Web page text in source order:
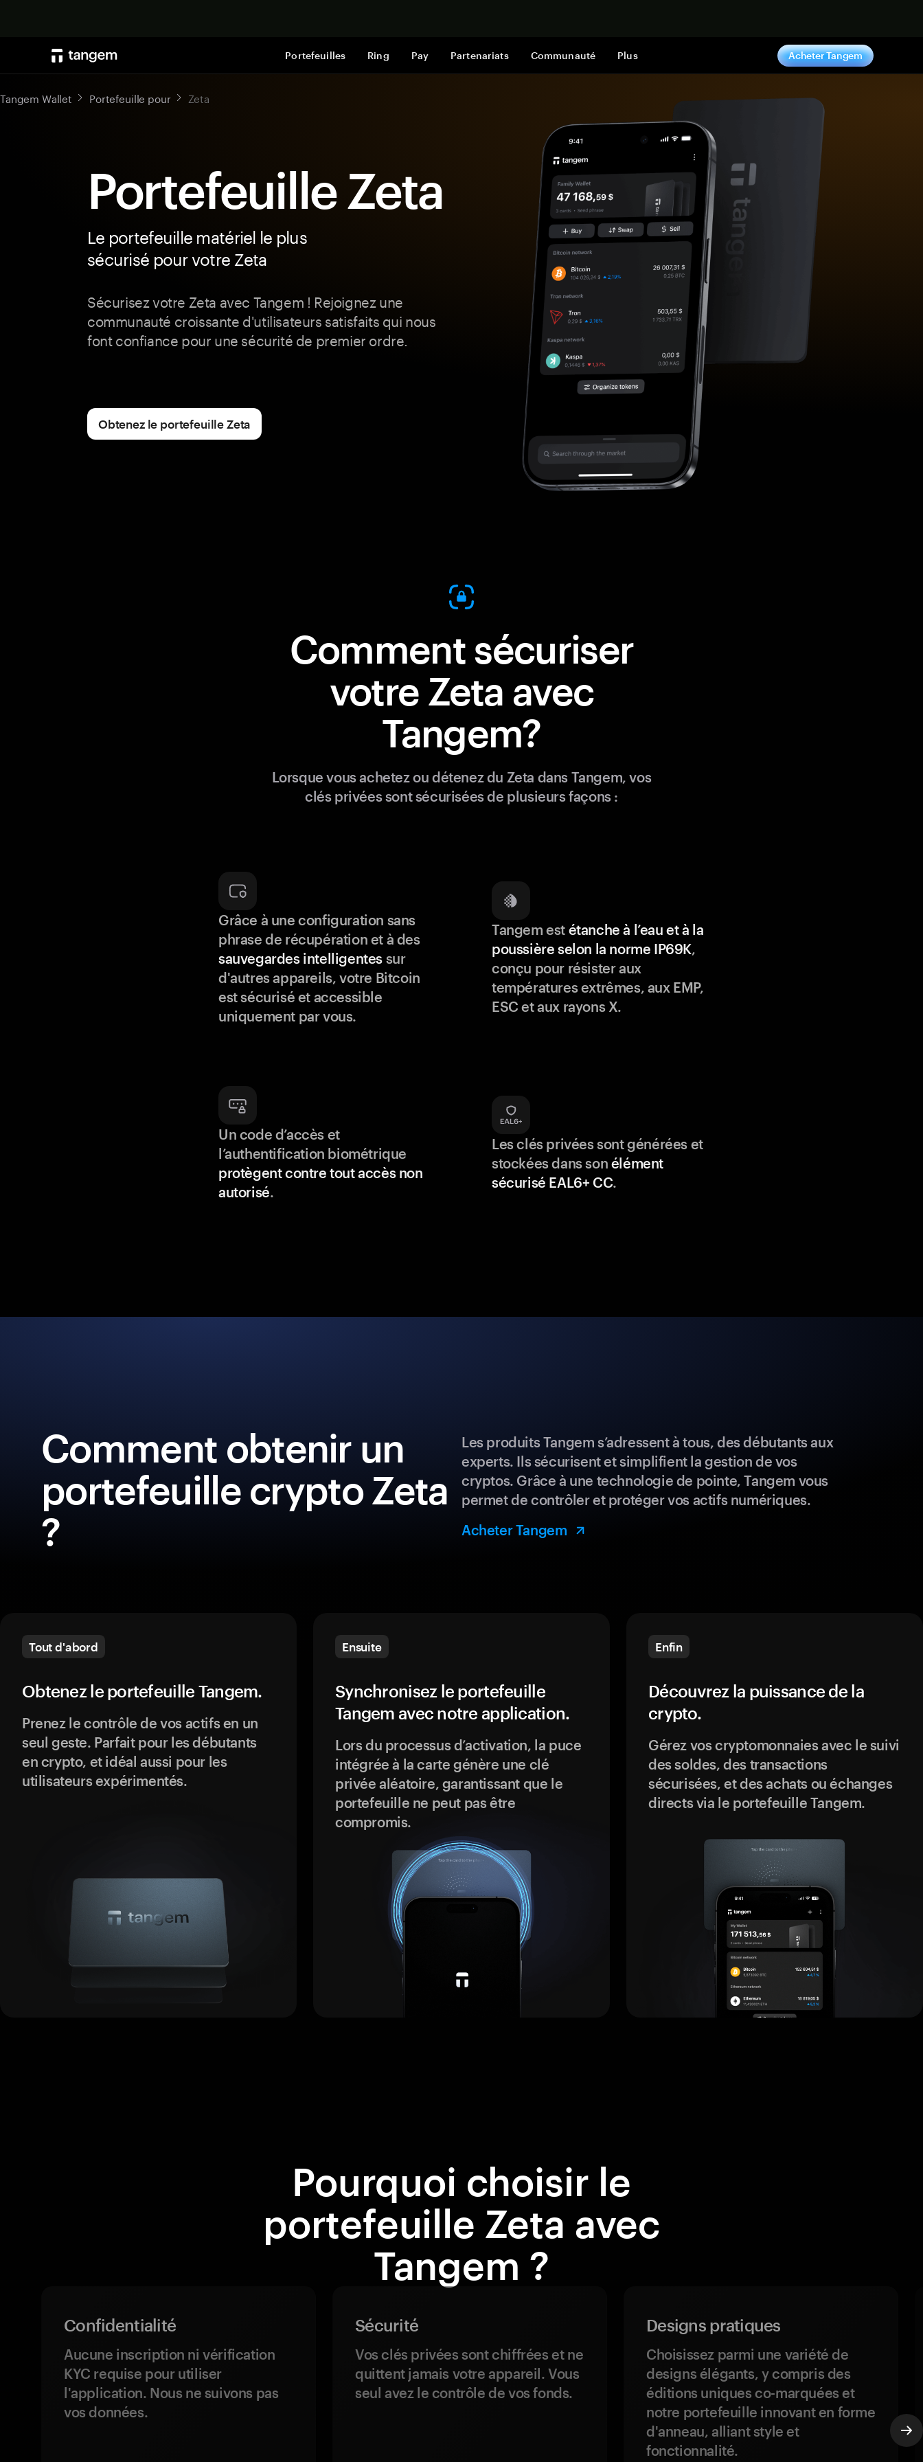
Portefeuilles Ring Pay Partenariats Communauté Plus Acheter Tangem
Tangem Wallet Portefeuille pour Zeta
Portefeuille Zeta
Le portefeuille matériel le plus
sécurisé pour votre Zeta
Sécurisez votre Zeta avec Tangem ! Rejoignez une
communauté croissante d'utilisateurs satisfaits qui nous
font confiance pour une sécurité de premier ordre.
Obtenez le portefeuille Zeta
Comment sécuriser
votre Zeta avec
Tangem?
Lorsque vous achetez ou détenez du Zeta dans Tangem, vos
clés privées sont sécurisées de plusieurs façons :
Grâce à une configuration sans
phrase de récupération et à des
sauvegardes intelligentes sur
d'autres appareils, votre Bitcoin
est sécurisé et accessible
uniquement par vous.
Tangem est étanche à l’eau et à la
poussière selon la norme IP69K,
conçu pour résister aux
températures extrêmes, aux EMP,
ESC et aux rayons X.
Un code d’accès et
l’authentification biométrique
protègent contre tout accès non
autorisé.
Les clés privées sont générées et
stockées dans son élément
sécurisé EAL6+ CC.
Comment obtenir un
portefeuille crypto Zeta
?
Les produits Tangem s’adressent à tous, des débutants aux
experts. Ils sécurisent et simplifient la gestion de vos
cryptos. Grâce à une technologie de pointe, Tangem vous
permet de contrôler et protéger vos actifs numériques.
Acheter Tangem
Tout d'abord
Obtenez le portefeuille Tangem.
Prenez le contrôle de vos actifs en un
seul geste. Parfait pour les débutants
en crypto, et idéal aussi pour les
utilisateurs expérimentés.
Ensuite
Synchronisez le portefeuille
Tangem avec notre application.
Lors du processus d’activation, la puce
intégrée à la carte génère une clé
privée aléatoire, garantissant que le
portefeuille ne peut pas être
compromis.
Enfin
Découvrez la puissance de la
crypto.
Gérez vos cryptomonnaies avec le suivi
des soldes, des transactions
sécurisées, et des achats ou échanges
directs via le portefeuille Tangem.
Pourquoi choisir le
portefeuille Zeta avec
Tangem ?
Confidentialité
Aucune inscription ni vérification
KYC requise pour utiliser
l'application. Nous ne suivons pas
vos données.
Sécurité
Vos clés privées sont chiffrées et ne
quittent jamais votre appareil. Vous
seul avez le contrôle de vos fonds.
Designs pratiques
Choisissez parmi une variété de
designs élégants, y compris des
éditions uniques co-marquées et
notre portefeuille innovant en forme
d'anneau, alliant style et
fonctionnalité.